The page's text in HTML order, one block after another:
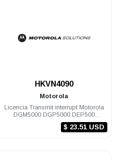
HKVN4090
Motorola
Licencia Transmit interrupt Motorola
DGM5000 DGP5000 DEP500
SL8050
$ 23.51 USD